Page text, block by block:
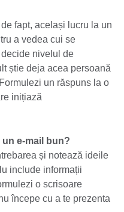
fapt, același lucru la un
a vedea cui se
nivelul de
știe deja acea persoană
un răspuns la o
inițiază
e-mail bun?
și notează ideile
include informații
o scrisoare
începe cu a te prezenta